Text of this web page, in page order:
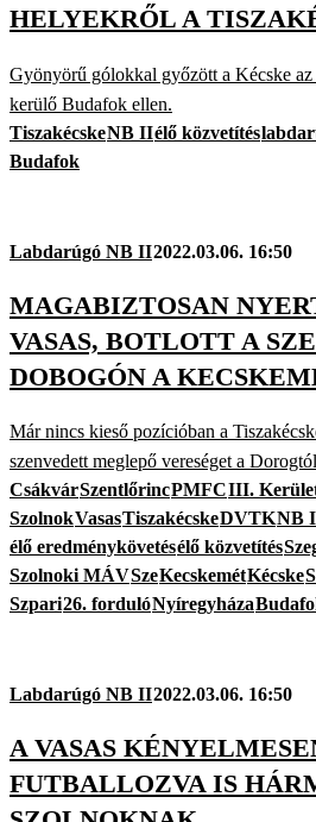
HELYEKRŐL A
Gyönyörű gólokkal győzött a Kécske az
kerülő Budafok ellen.
TiszakécskeNB IIélő közvetítés
Budafok
Labdarúgó NB II2022.03.06. 16:50
MAGABIZTOSAN
VASAS, BOTLOTT A
DOBOGÓN A
Már nincs kieső pozícióban a
szenvedett meglepő vereséget a
CsákvárSzentlőrincPMFCIII.
SzolnokVasasTiszakécskeDVTKNB
élő eredménykövetésélő közvetítés
Szolnoki MÁVSzeKecskemétKécske
Szpari26. fordulóNyíregyháza
Labdarúgó NB II2022.03.06. 16:50
A VASAS
FUTBALLOZVA IS